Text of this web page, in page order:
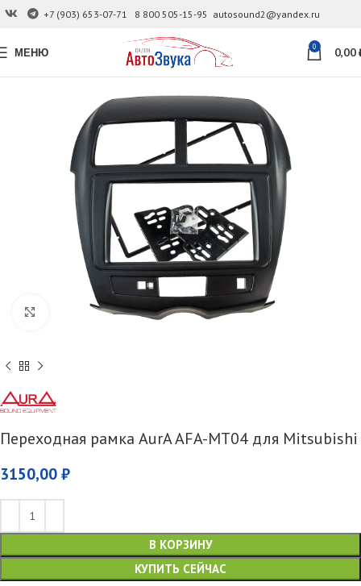
+7 (903) 653-07-71 8 800 505-15-95 autosound2@yandex.ru
МЕНЮ 0 0,00
Увеличить
Переходная рамка AurA AFA-MT04 для Mitsubishi
3150,00 ₽
В КОРЗИНУ
КУПИТЬ СЕЙЧАС